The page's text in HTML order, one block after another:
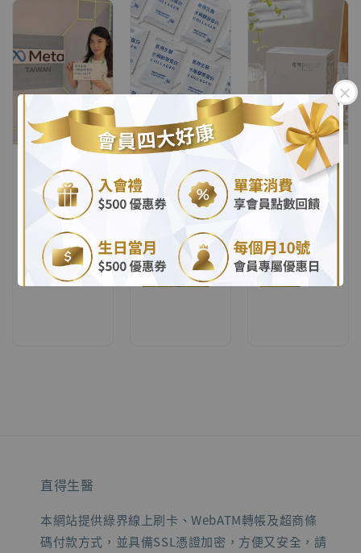
.
.
直得生醫參
與 Meta
Taiwan 交
流論壇，持
續精進品牌
數位溝通力
膠原蛋白什
麼時候吃最
好？早上還
是晚上？營
養師解析最
佳補充時間
與食用方式
益生菌菌數
越高越好
嗎？菌數、
看？一次了
解益生菌挑
直得生醫
本網站提供綠界線上刷卡、WebATM轉帳及超商條
碼付款方式，並具備SSL憑證加密，方便又安全，請